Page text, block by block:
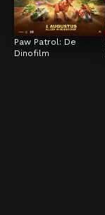
Paw Patrol: De
Dinofilm